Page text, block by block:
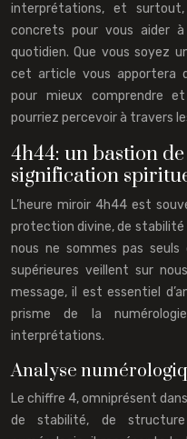
interprétations, et
concrets pour vous aider
quotidien. Que vous soyez
cet article vous apportera
pour mieux comprendre
pourriez percevoir à travers
4h44: un bastion
signification
L’heure miroir 4h44 est
protection divine, de stabilité
nous ne sommes pas
supérieures veillent sur
message, il est essentiel
prisme de la
interprétations.
Analyse
Le chiffre 4, omniprésent
de stabilité, de